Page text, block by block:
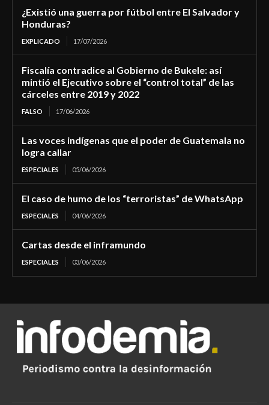
¿Existió una guerra por fútbol entre El Salvador y
Honduras?
EXPLICADO 17/07/2026
Fiscalía contradice al Gobierno de Bukele: así
mintió el Ejecutivo sobre el “control total” de las
cárceles entre 2019 y 2022
FALSO 17/06/2026
Las voces indígenas que el poder de Guatemala no
logra callar
ESPECIALES 05/06/2026
El caso de humo de los “terroristas” de WhatsApp
ESPECIALES 04/06/2026
Cartas desde el inframundo
ESPECIALES 03/06/2026